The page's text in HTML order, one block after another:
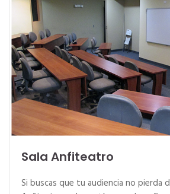
Sala Anfiteatro
Si buscas que tu audiencia no pierda